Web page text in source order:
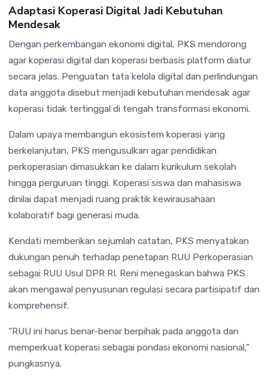
Adaptasi Koperasi Digital Jadi Kebutuhan
Mendesak
Dengan perkembangan ekonomi digital, PKS mendorong
agar koperasi digital dan koperasi berbasis platform diatur
secara jelas. Penguatan tata kelola digital dan perlindungan
data anggota disebut menjadi kebutuhan mendesak agar
koperasi tidak tertinggal di tengah transformasi ekonomi.
Dalam upaya membangun ekosistem koperasi yang
berkelanjutan, PKS mengusulkan agar pendidikan
perkoperasian dimasukkan ke dalam kurikulum sekolah
hingga perguruan tinggi. Koperasi siswa dan mahasiswa
dinilai dapat menjadi ruang praktik kewirausahaan
kolaboratif bagi generasi muda.
Kendati memberikan sejumlah catatan, PKS menyatakan
dukungan penuh terhadap penetapan RUU Perkoperasian
sebagai RUU Usul DPR RI. Reni menegaskan bahwa PKS
akan mengawal penyusunan regulasi secara partisipatif dan
komprehensif.
“RUU ini harus benar-benar berpihak pada anggota dan
memperkuat koperasi sebagai pondasi ekonomi nasional,”
pungkasnya.